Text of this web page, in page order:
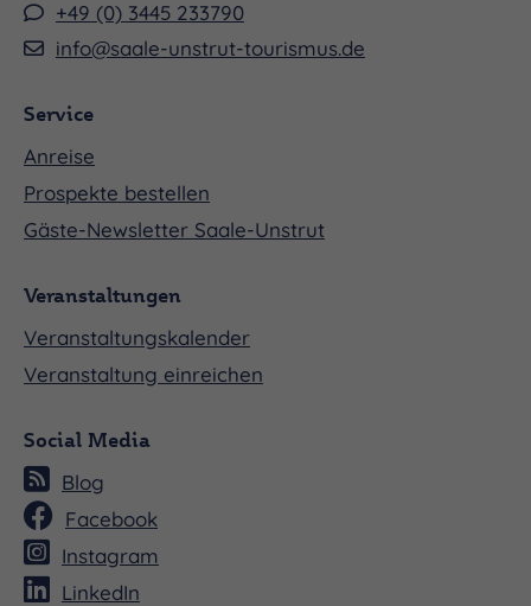
+49 (0) 3445 233790
info@saale-unstrut-tourismus.de
Service
Anreise
Prospekte bestellen
Gäste-Newsletter Saale-Unstrut
Veranstaltungen
Veranstaltungskalender
Veranstaltung einreichen
Social Media
Blog
Facebook
Instagram
LinkedIn